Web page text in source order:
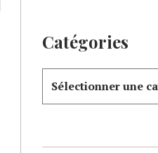
Catégories